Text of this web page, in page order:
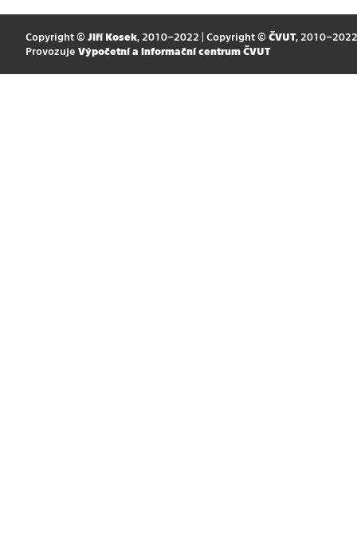
Copyright © Jiří Kosek, 2010–2022 | Copyright © ČVUT, 2010–2022
Provozuje Výpočetní a informační centrum ČVUT